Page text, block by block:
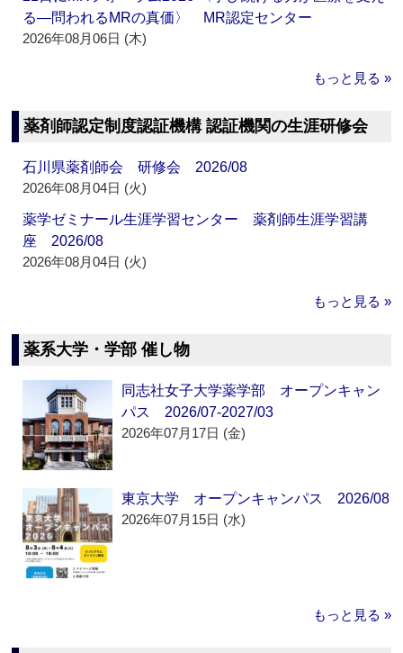
る―問われるMRの真価〉 MR認定センター
2026年08月06日 (木)
もっと見る »
薬剤師認定制度認証機構 認証機関の生涯研修会
石川県薬剤師会 研修会 2026/08
2026年08月04日 (火)
薬学ゼミナール生涯学習センター 薬剤師生涯学習講
座 2026/08
2026年08月04日 (火)
もっと見る »
薬系大学・学部 催し物
同志社女子大学薬学部 オープンキャン
パス 2026/07-2027/03
2026年07月17日 (金)
東京大学 オープンキャンパス 2026/08
2026年07月15日 (水)
もっと見る »